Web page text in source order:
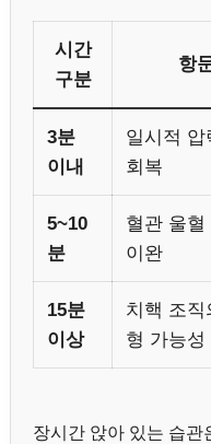
시간
구분
항
3분
이내
일시적 압
회복
5~10
분
혈관 울혈
이완
15분
이상
치핵 조직
형 가능성
장시간 앉아 있는 습관